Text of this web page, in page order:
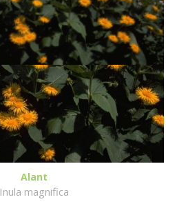
Alant
Inula magnifica